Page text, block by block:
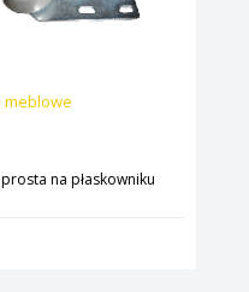
meblowe
na płaskowniku